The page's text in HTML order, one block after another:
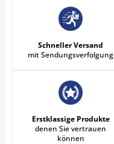
Schneller Versand
mit Sendungsverfolgung
Erstklassige Produkte
denen Sie vertrauen
können